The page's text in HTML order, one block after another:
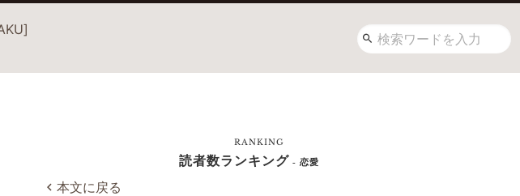
本文に戻る
RANKING
読者数ランキング - 恋愛